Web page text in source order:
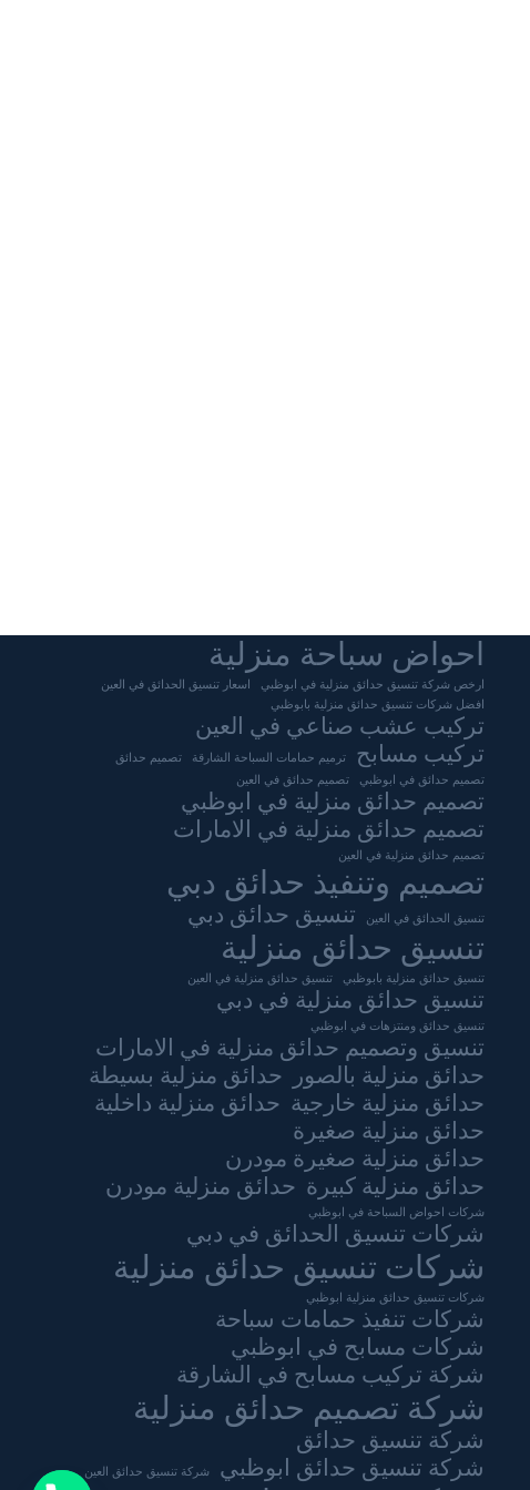
احواض سباحة منزلية
ارخص شركة تنسيق حدائق منزلية في ابوظبي
اسعار تنسيق الحدائق في العين
افضل شركات تنسيق حدائق منزلية بابوظبي
تركيب عشب صناعي في العين
تركيب مسابح
ترميم حمامات السباحة الشارقة
تصميم حدائق
تصميم حدائق في ابوظبي
تصميم حدائق في العين
تصميم حدائق منزلية في ابوظبي
تصميم حدائق منزلية في الامارات
تصميم حدائق منزلية في العين
تصميم وتنفيذ حدائق دبي
تنسيق الحدائق في العين تنسيق حدائق دبي
تنسيق حدائق منزلية
تنسيق حدائق منزلية بابوظبي تنسيق حدائق منزلية في العين
تنسيق حدائق منزلية في دبي
تنسيق حدائق ومنتزهات في ابوظبي
تنسيق وتصميم حدائق منزلية في الامارات
حدائق منزلية بالصور
حدائق منزلية بسيطة
حدائق منزلية خارجية حدائق منزلية داخلية
حدائق منزلية صغيرة
حدائق منزلية صغيرة مودرن
حدائق منزلية كبيرة حدائق منزلية مودرن
شركات احواض السباحة في ابوظبي
شركات تنسيق الحدائق في دبي
شركات تنسيق حدائق منزلية
شركات تنسيق حدائق منزلية ابوظبي
شركات تنفيذ حمامات سباحة
شركات مسابح في ابوظبي
شركة تركيب مسابح في الشارقة
شركة تصميم حدائق منزلية
شركة تنسيق حدائق
شركة تنسيق حدائق ابوظبي
شركة تنسيق حدائق العين